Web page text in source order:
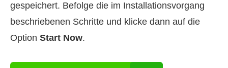
gespeichert. Befolge die im Installationsvorgang
beschriebenen Schritte und klicke dann auf die
Option Start Now.